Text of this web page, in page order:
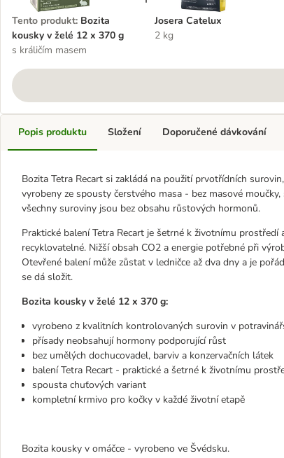
Tento produkt: Bozita
kousky v želé 12 x 370 g
s králičím masem
Josera Catelux
2 kg
Popis produktu
Bozita Tetra Recart si zakládá na použití prvotřídních
vyrobeny ze spousty čerstvého masa - bez masové
všechny suroviny jsou bez obsahu růstových hormonů.
Praktické balení Tetra Recart je šetrné k životnímu
recyklovatelné. Nižší obsah CO2 a energie potřebné při
Otevřené balení může zůstat v ledničce až dva dny a je
se dá složit.
Bozita kousky v želé 12 x 370 g:
vyrobeno z kvalitních kontrolovaných surovin v
přísady neobsahují hormony podporující růst
bez umělých dochucovadel, barviv a konzervačních látek
balení Tetra Recart - praktické a šetrné k životnímu
spousta chuťových variant
kompletní krmivo pro kočky v každé životní etapě
Bozita kousky v omáčce - vyrobeno ve Švédsku.
Složení Doporučené dávkování